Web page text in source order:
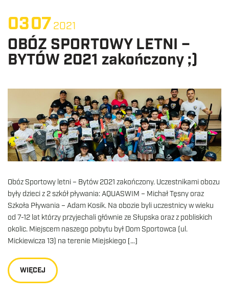
03072021
OBÓZ SPORTOWY LETNI –
BYTÓW 2021 zakończony ;)
Obóz Sportowy letni – Bytów 2021 zakończony. Uczestnikami obozu
były dzieci z 2 szkół pływania: AQUASWIM – Michał Tęsny oraz
Szkoła Pływania – Adam Kosik. Na obozie byli uczestnicy w wieku
od 7-12 lat którzy przyjechali głównie ze Słupska oraz z pobliskich
okolic. Miejscem naszego pobytu był Dom Sportowca (ul.
Mickiewicza 13) na terenie Miejskiego […]
WIĘCEJ